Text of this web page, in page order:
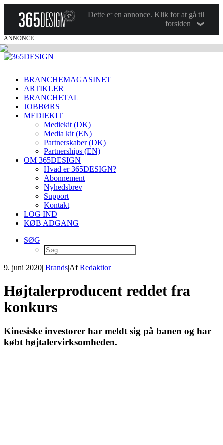
Dette er en annonce. Klik for at gå til
forsiden
ANNONCE
BRANCHEMAGASINET
ARTIKLER
BRANCHETAL
JOBBØRS
MEDIEKIT
Mediekit (DK)
Media kit (EN)
Partnerskaber (DK)
Partnerships (EN)
OM 365DESIGN
Hvad er 365DESIGN?
Abonnement
Nyhedsbrev
Support
Kontakt
LOG IND
KØB ADGANG
SØG
9. juni 2020| Brands|AfRedaktion
Højtalerproducent reddet fra
konkurs
Kinesiske investorer har meldt sig på banen og har
købt højtalervirksomheden.